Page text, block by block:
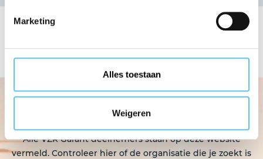
Marketing
Alles toestaan
Weigeren
Aangesloten organisaties
Alle organisaties
Reisorganisatie zoeken?
Alle VZR Garant deelnemers staan op deze website
vermeld. Controleer hier of de organisatie die je zoekt is